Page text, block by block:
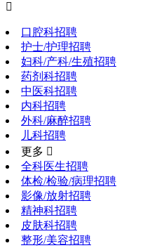

口腔科招聘
护士/护理招聘
妇科/产科/生殖招聘
药剂科招聘
中医科招聘
内科招聘
外科/麻醉招聘
儿科招聘
更多 
全科医生招聘
体检/检验/病理招聘
影像/放射招聘
精神科招聘
皮肤科招聘
整形/美容招聘